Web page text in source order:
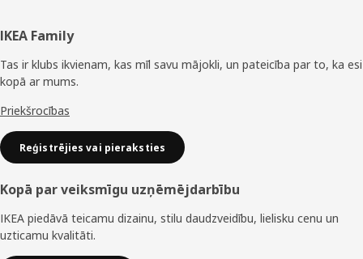
Kājene
IKEA Family
Tas ir klubs ikvienam, kas mīl savu mājokli, un pateicība par to, ka esi
kopā ar mums.
Priekšrocības
Reģistrējies vai pieraksties
Kopā par veiksmīgu uzņēmējdarbību
IKEA piedāvā teicamu dizainu, stilu daudzveidību, lielisku cenu un
uzticamu kvalitāti.